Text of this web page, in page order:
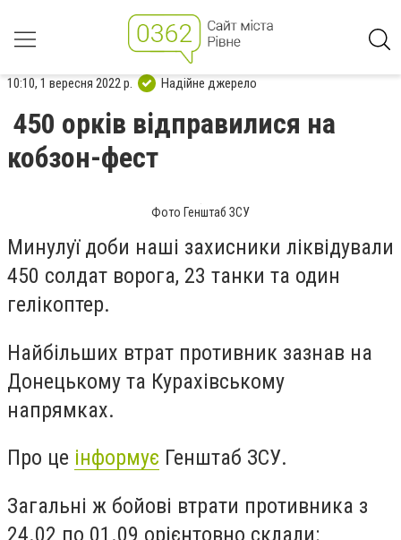
10:10, 1 вересня 2022 р. Надійне джерело
450 орків відправилися на
кобзон-фест
Фото Генштаб ЗСУ
Минулуї доби наші захисники ліквідували
450 солдат ворога, 23 танки та один
гелікоптер.
Найбільших втрат противник зазнав на
Донецькому та Курахівському
напрямках.
Про це інформує Генштаб ЗСУ.
Загальні ж бойові втрати противника з
24.02 по 01.09 орієнтовно склали: